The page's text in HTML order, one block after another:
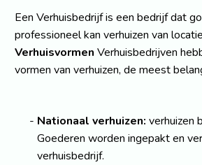
Een Verhuisbedrijf is een bedrijf dat
professioneel kan verhuizen van
Verhuisvormen Verhuisbedrijven
vormen van verhuizen, de meest
Nationaal verhuizen: verhuizen
Goederen worden ingepakt en
verhuisbedrijf.